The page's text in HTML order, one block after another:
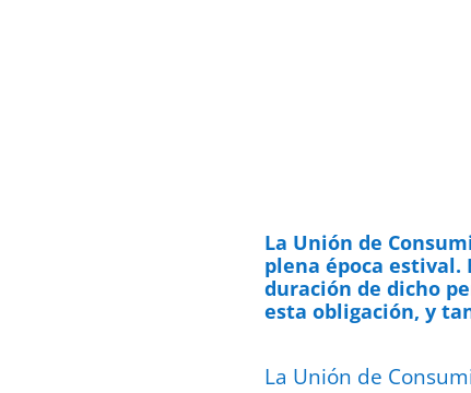
La Unión de
plena época estival.
duración de dicho
esta obligación, y
La Unión de